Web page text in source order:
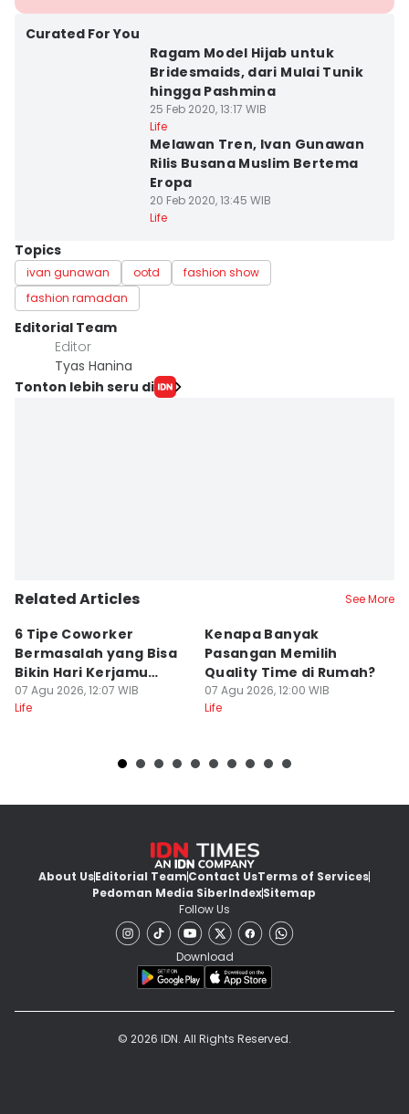
Curated For You
Ragam Model Hijab untuk
Bridesmaids, dari Mulai Tunik
hingga Pashmina
25 Feb 2020, 13:17 WIB
Life
Melawan Tren, Ivan Gunawan
Rilis Busana Muslim Bertema
Eropa
20 Feb 2020, 13:45 WIB
Life
Topics
ivan gunawan ootd
fashion show
fashion ramadan
Editorial Team
Editor
Tyas Hanina
Tonton lebih seru di
Related Articles See More
6 Tipe Coworker
Bermasalah yang Bisa
Bikin Hari Kerjamu
Menderita
07 Agu 2026, 12:07 WIB
Life
Kenapa Banyak
Pasangan Memilih
Quality Time di Rumah?
07 Agu 2026, 12:00 WIB
Life
About UsEditorial TeamContact UsTerms of Services
Pedoman Media SiberIndexSitemap
Follow Us
Download
© 2026 IDN. All Rights Reserved.